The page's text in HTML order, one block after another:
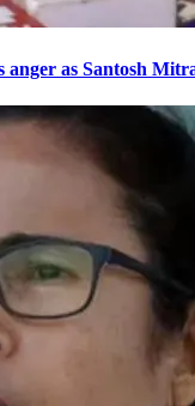
anger as Santosh